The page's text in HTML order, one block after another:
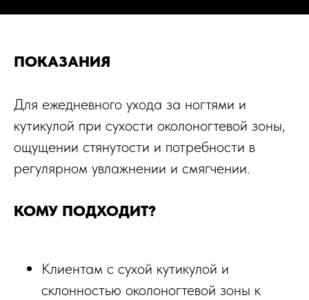
ПОКАЗАНИЯ
Для ежедневного ухода за ногтями и
кутикулой при сухости околоногтевой зоны,
ощущении стянутости и потребности в
регулярном увлажнении и смягчении.
КОМУ ПОДХОДИТ?
Клиентам с сухой кутикулой и
склонностью околоногтевой зоны к